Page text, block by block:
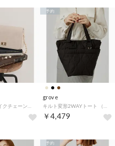
grove
￥4,479
予約
予約